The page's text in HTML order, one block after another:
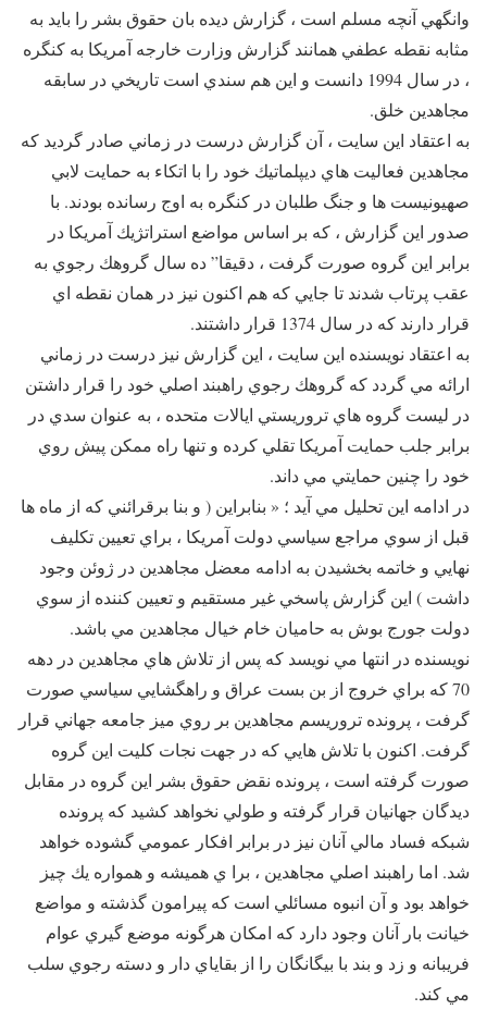
وانگهي آنچه مسلم است ، گزارش ديده بان حقوق بشر را بايد به
مثابه نقطه عطفي همانند گزارش وزارت خارجه آمريكا به كنگره
، در سال 1994 دانست و اين هم سندي است تاريخي در سابقه
مجاهدين خلق.
به اعتقاد اين سايت ، آن گزارش درست در زماني صادر گرديد كه
مجاهدين فعاليت هاي ديپلماتيك خود را با اتكاء به حمايت لابي
صهيونيست ها و جنگ طلبان در كنگره به اوج رسانده بودند. با
صدور اين گزارش ، كه بر اساس مواضع استراتژيك آمريكا در
برابر اين گروه صورت گرفت ، دقيقا” ده سال گروهك رجوي به
عقب پرتاب شدند تا جايي كه هم اكنون نيز در همان نقطه اي
قرار دارند كه در سال 1374 قرار داشتند.
به اعتقاد نويسنده اين سايت ، اين گزارش نيز درست در زماني
ارائه مي گردد كه گروهك رجوي راهبند اصلي خود را قرار داشتن
در ليست گروه هاي تروريستي ايالات متحده ، به عنوان سدي در
برابر جلب حمايت آمريكا تقلي كرده و تنها راه ممكن پيش روي
خود را چنين حمايتي مي داند.
در ادامه اين تحليل مي آيد ؛ « بنابراين ( و بنا برقرائني كه از ماه ها
قبل از سوي مراجع سياسي دولت آمريكا ، براي تعيين تكليف
نهايي و خاتمه بخشيدن به ادامه معضل مجاهدين در ژوئن وجود
داشت ) اين گزارش پاسخي غير مستقيم و تعيين كننده از سوي
دولت جورج بوش به حاميان خام خيال مجاهدين مي باشد.
نويسنده در انتها مي نويسد كه پس از تلاش هاي مجاهدين در دهه
70 كه براي خروج از بن بست عراق و راهگشايي سياسي صورت
گرفت ، پرونده تروريسم مجاهدين بر روي ميز جامعه جهاني قرار
گرفت. اكنون با تلاش هايي كه در جهت نجات كليت اين گروه
صورت گرفته است ، پرونده نقض حقوق بشر اين گروه در مقابل
ديدگان جهانيان قرار گرفته و طولي نخواهد كشيد كه پرونده
شبكه فساد مالي آنان نيز در برابر افكار عمومي گشوده خواهد
شد. اما راهبند اصلي مجاهدين ، برا ي هميشه و همواره يك چيز
خواهد بود و آن انبوه مسائلي است كه پيرامون گذشته و مواضع
خيانت بار آنان وجود دارد كه امكان هرگونه موضع گيري عوام
فريبانه و زد و بند با بيگانگان را از بقاياي دار و دسته رجوي سلب
مي كند.